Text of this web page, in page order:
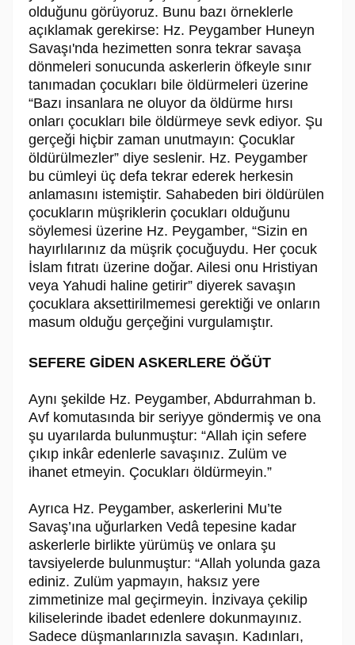
olduğunu görüyoruz. Bunu bazı örneklerle
açıklamak gerekirse: Hz. Peygamber Huneyn
Savaşı'nda hezimetten sonra tekrar savaşa
dönmeleri sonucunda askerlerin öfkeyle sınır
tanımadan çocukları bile öldürmeleri üzerine
“Bazı insanlara ne oluyor da öldürme hırsı
onları çocukları bile öldürmeye sevk ediyor. Şu
gerçeği hiçbir zaman unutmayın: Çocuklar
öldürülmezler” diye seslenir. Hz. Peygamber
bu cümleyi üç defa tekrar ederek herkesin
anlamasını istemiştir. Sahabeden biri öldürülen
çocukların müşriklerin çocukları olduğunu
söylemesi üzerine Hz. Peygamber, “Sizin en
hayırlılarınız da müşrik çocuğuydu. Her çocuk
İslam fıtratı üzerine doğar. Ailesi onu Hristiyan
veya Yahudi haline getirir” diyerek savaşın
çocuklara aksettirilmemesi gerektiği ve onların
masum olduğu gerçeğini vurgulamıştır.
SEFERE GİDEN ASKERLERE ÖĞÜT
Aynı şekilde Hz. Peygamber, Abdurrahman b.
Avf komutasında bir seriyye göndermiş ve ona
şu uyarılarda bulunmuştur: “Allah için sefere
çıkıp inkâr edenlerle savaşınız. Zulüm ve
ihanet etmeyin. Çocukları öldürmeyin.”
Ayrıca Hz. Peygamber, askerlerini Mu’te
Savaş’ına uğurlarken Vedâ tepesine kadar
askerlerle birlikte yürümüş ve onlara şu
tavsiyelerde bulunmuştur: “Allah yolunda gaza
ediniz. Zulüm yapmayın, haksız yere
zimmetinize mal geçirmeyin. İnzivaya çekilip
kiliselerinde ibadet edenlere dokunmayınız.
Sadece düşmanlarınızla savaşın. Kadınları,